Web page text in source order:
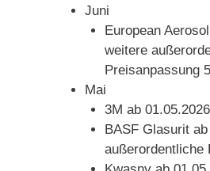
Juni
European
weitere
Preisanpassung
Mai
3M ab
BASF Glasurit
außerordentliche